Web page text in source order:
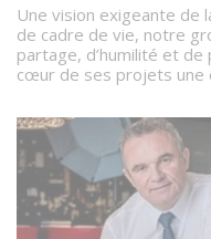
Une vision exigeante de
de cadre de vie, notre
partage, d’humilité et de
cœur de ses projets une